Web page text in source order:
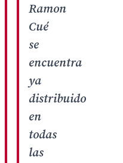
Ramon
Cué
se
encuentra
ya
distribuido
en
todas
las